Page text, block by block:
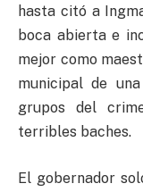
hasta citó a
boca abierta e
mejor como
municipal de
grupos del
terribles baches.
El gobernador